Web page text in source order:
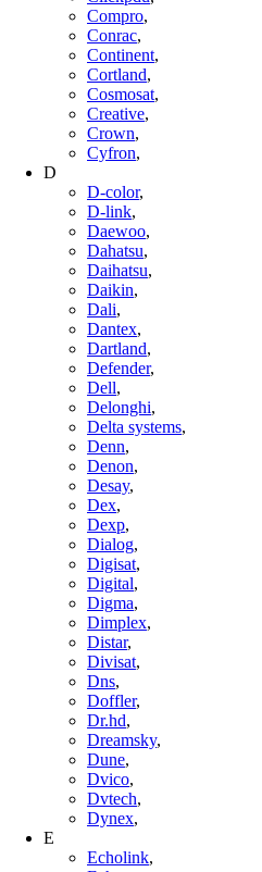
Compro,
Conrac,
Continent,
Cortland,
Cosmosat,
Creative,
Crown,
Cyfron,
D
D-color,
D-link,
Daewoo,
Dahatsu,
Daihatsu,
Daikin,
Dali,
Dantex,
Dartland,
Defender,
Dell,
Delonghi,
Delta systems,
Denn,
Denon,
Desay,
Dex,
Dexp,
Dialog,
Digisat,
Digital,
Digma,
Dimplex,
Distar,
Divisat,
Dns,
Doffler,
Dr.hd,
Dreamsky,
Dune,
Dvico,
Dvtech,
Dynex,
E
Echolink,